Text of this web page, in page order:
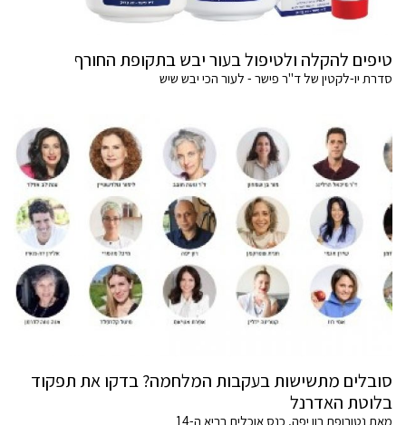
טיפים להקלה ולטיפול בעור יבש בתקופת החורף
סדרת יו-לקטין של ד"ר פישר - לעור הכי יבש שיש
סובלים מתשישות בעקבות המלחמה? בדקו את תפקוד
בלוטת האדרנל
מאת נטורופת רון יפה, כנס אוכלים בריא ה-14